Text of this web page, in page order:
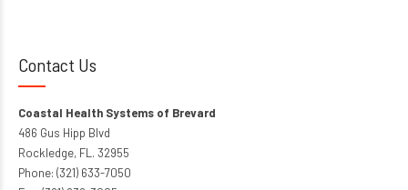
Contact Us
Coastal Health Systems of Brevard
486 Gus Hipp Blvd
Rockledge, FL. 32955
Phone: (321) 633-7050